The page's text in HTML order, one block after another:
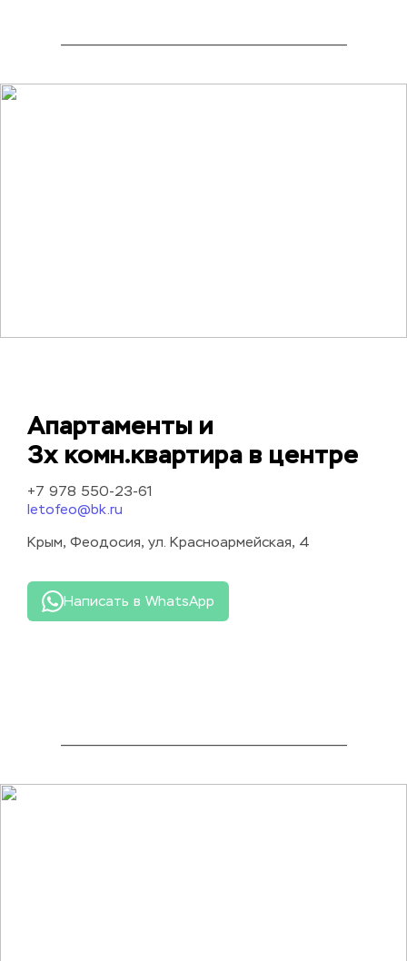
Апартаменты и
3х комн.квартира в центре
+7 978 550-23-61
letofeo@bk.ru
Крым, Феодосия, ул. Красноармейская, 4
Написать в WhatsApp